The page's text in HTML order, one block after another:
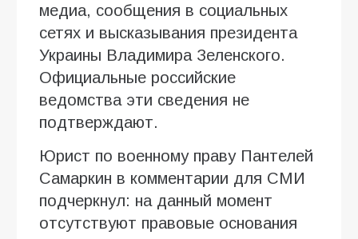
медиа, сообщения в социальных
сетях и высказывания президента
Украины Владимира Зеленского.
Официальные российские
ведомства эти сведения не
подтверждают.
Юрист по военному праву Пантелей
Самаркин в комментарии для СМИ
подчеркнул: на данный момент
отсутствуют правовые основания